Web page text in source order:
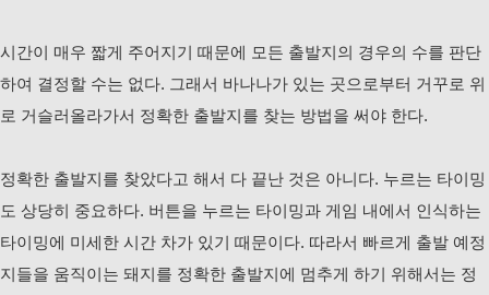
시간이 매우 짧게 주어지기 때문에 모든 출발지의 경우의 수를 판단
하여 결정할 수는 없다. 그래서 바나나가 있는 곳으로부터 거꾸로 위
로 거슬러올라가서 정확한 출발지를 찾는 방법을 써야 한다.
정확한 출발지를 찾았다고 해서 다 끝난 것은 아니다. 누르는 타이밍
도 상당히 중요하다. 버튼을 누르는 타이밍과 게임 내에서 인식하는
타이밍에 미세한 시간 차가 있기 때문이다. 따라서 빠르게 출발 예정
지들을 움직이는 돼지를 정확한 출발지에 멈추게 하기 위해서는 정